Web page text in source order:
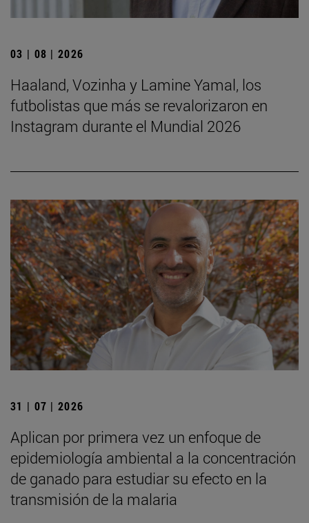
03 | 08 | 2026
Haaland, Vozinha y Lamine Yamal, los
futbolistas que más se revalorizaron en
Instagram durante el Mundial 2026
31 | 07 | 2026
Aplican por primera vez un enfoque de
epidemiología ambiental a la concentración
de ganado para estudiar su efecto en la
transmisión de la malaria